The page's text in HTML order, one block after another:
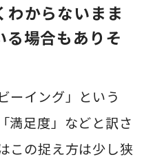
わからないまま
る場合もありそ
ーイング」という
満足度」などと訳さ
この捉え方は少し狭